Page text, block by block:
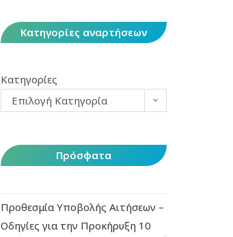
Κατηγορίες αναρτήσεων
Κατηγορίες
Επιλογή Κατηγορία
Πρόσφατα
Προθεσμία Υποβολής Αιτήσεων –
Οδηγίες για την Προκήρυξη 10